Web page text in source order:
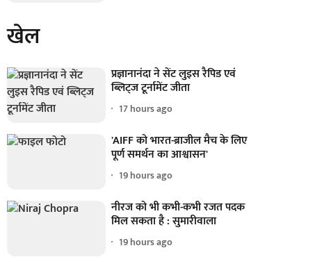
खेल
प्रज्ञानानंदा ने सेंट लुइस रैपिड एवं
ब्लिट्ज टूर्नामेंट जीता
17 hours ago
'AIFF को भारत-ब्राजील मैच के लिए
पूर्ण समर्थन का आश्वासन'
19 hours ago
नीरज को भी कभी-कभी रजत पदक
मिल सकता है : सुमारीवाला
19 hours ago